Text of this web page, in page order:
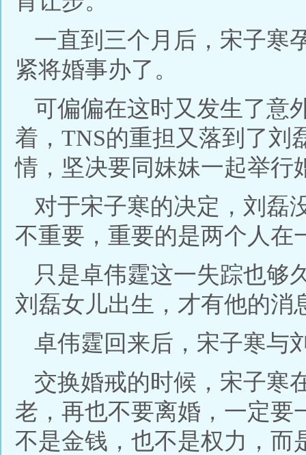
一直到三个月后，宋子寒
紧将婚事办了。
可偏偏在这时又发生了意
着，TNS的重担又落到了刘
情，坚决要同妹妹一起举行
对于宋子寒的决定，刘磊
不重要，重要的是两个人在
只是卓伟霆这一失踪也够
刘磊女儿出生，才有他的消
卓伟霆回来后，宋子寒与
交换婚戒的时候，宋子寒
老，再也不要离婚，一定要
不是金钱，也不是权力，而